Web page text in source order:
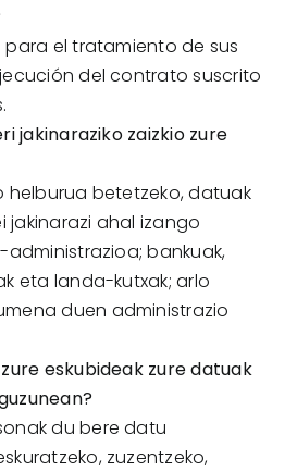
para el tratamiento de sus
del contrato suscrito
jakinaraziko zaizkio zure
helburua betetzeko, datuak
jakinarazi ahal izango
administrazioa; bankuak,
eta landa-kutxak; arlo
duen administrazio
eskubideak zure datuak
du bere datu
zuzentzeko,